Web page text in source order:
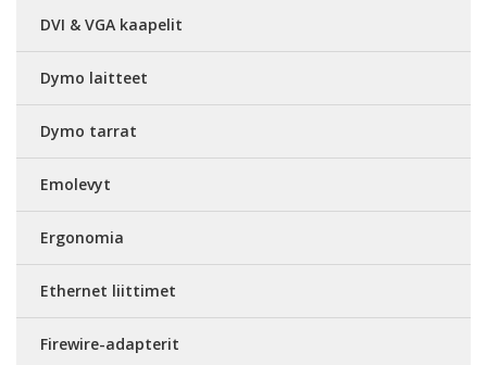
DVI & VGA kaapelit
Dymo laitteet
Dymo tarrat
Emolevyt
Ergonomia
Ethernet liittimet
Firewire-adapterit